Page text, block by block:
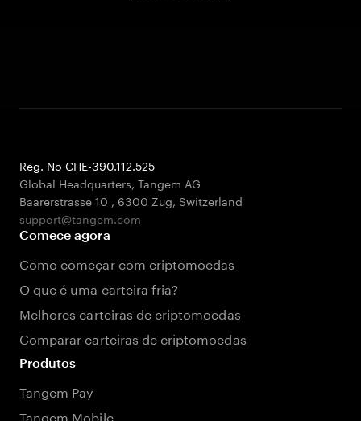
Reg. No CHE-390.112.525
Global Headquarters, Tangem AG
Baarerstrasse 10 , 6300 Zug, Switzerland
support@tangem.com
Comece agora
Como começar com criptomoedas
O que é uma carteira fria?
Melhores carteiras de criptomoedas
Comparar carteiras de criptomoedas
Produtos
Tangem Pay
Tangem Mobile